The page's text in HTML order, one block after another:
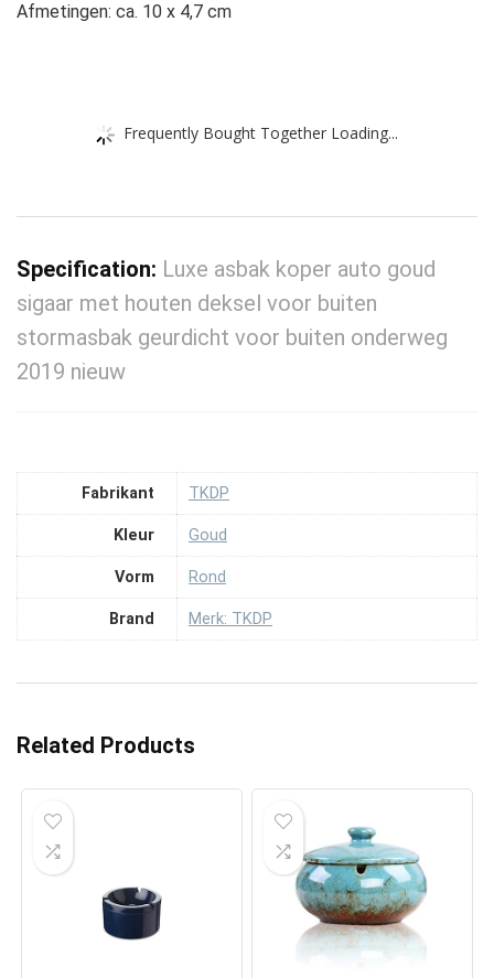
Afmetingen: ca. 10 x 4,7 cm
Frequently Bought Together Loading...
Specification: Luxe asbak koper auto goud
sigaar met houten deksel voor buiten
stormasbak geurdicht voor buiten onderweg
2019 nieuw
Fabrikant ‎TKDP
Kleur ‎Goud
Vorm ‎Rond
Brand Merk: TKDP
Related Products